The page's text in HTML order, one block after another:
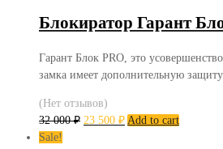
Блокиратор Гарант
Гарант Блок PRO, это
замка имеет дополнительную
(Нет отзывов)
32 000₽ 23 500 ₽ Add to cart
Sale!